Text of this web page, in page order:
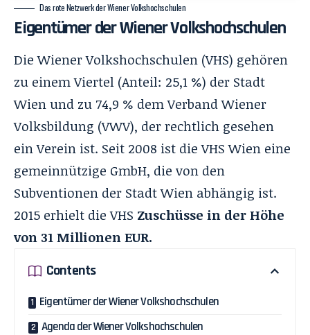
Das rote Netzwerk der Wiener Volkshochschulen
Eigentümer der Wiener Volkshochschulen
DieWiener Volkshochschulen (VHS) gehören
zu einem Viertel (Anteil: 25,1 %) der Stadt
Wien und zu 74,9 % demVerband Wiener
Volksbildung (VWV), der rechtlich gesehen
ein Verein ist. Seit 2008 ist die VHS Wien eine
gemeinnützige GmbH, die von den
Subventionen der Stadt Wien abhängig ist.
2015 erhielt die VHS Zuschüsse in der Höhe
von 31 Millionen EUR.
Contents
Eigentümer der Wiener Volkshochschulen
Agenda der Wiener Volkshochschulen